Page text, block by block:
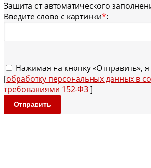
Защита от автоматического
Введите слово с картинки*:
Нажимая на кнопку «Отправить»,
[обработку персональных данных в
требованиями 152-ФЗ]
Отправить